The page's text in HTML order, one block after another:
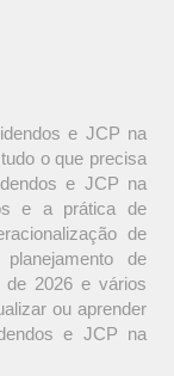
e JCP na
o que precisa
e JCP na
e a prática de
de
de
de 2026 e vários
ou aprender
e JCP na